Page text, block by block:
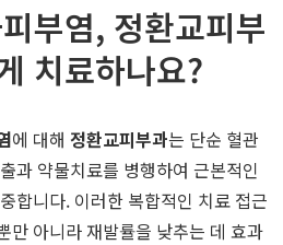
부염, 정환교피부
치료하나요?
에 대해 정환교피부과는 단순 혈관
과 약물치료를 병행하여 근본적인
합니다. 이러한 복합적인 치료 접근
만 아니라 재발률을 낮추는 데 효과